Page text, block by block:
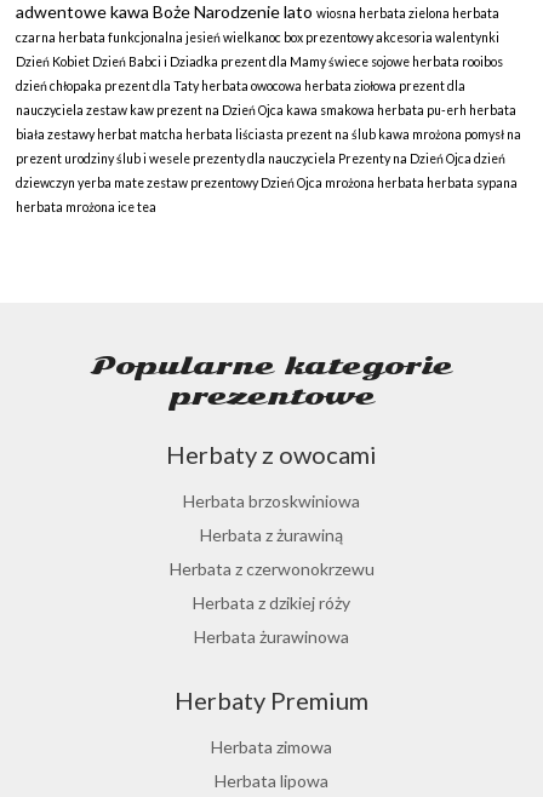
adwentowekawaBoże Narodzenielatowiosna herbata zielona herbata
czarna herbata funkcjonalna jesieńwielkanoc box prezentowyakcesoriawalentynki
Dzień Kobiet Dzień Babci i Dziadka prezent dla Mamyświece sojowe herbata rooibos
dzień chłopaka prezent dla Taty herbata owocowa herbata ziołowa prezent dla
nauczycielazestaw kaw prezent na Dzień Ojca kawa smakowa herbata pu-erh herbata
białazestawy herbat matcha herbata liściasta prezent na ślub kawa mrożona pomysł na
prezent urodzinyślub i wesele prezenty dla nauczyciela Prezenty na Dzień Ojcadzień
dziewczynyerba matezestaw prezentowy Dzień Ojca mrożona herbata herbata sypana
herbata mrożona ice tea
Popularne kategorie
prezentowe
Herbaty z owocami
Herbata brzoskwiniowa
Herbata z żurawiną
Herbata z czerwonokrzewu
Herbata z dzikiej róży
Herbata żurawinowa
Ostrokrzew paragwajski
Hibiskus herbata
Herbata różana
Herbaty Premium
Herbata zimowa
Herbata lipowa